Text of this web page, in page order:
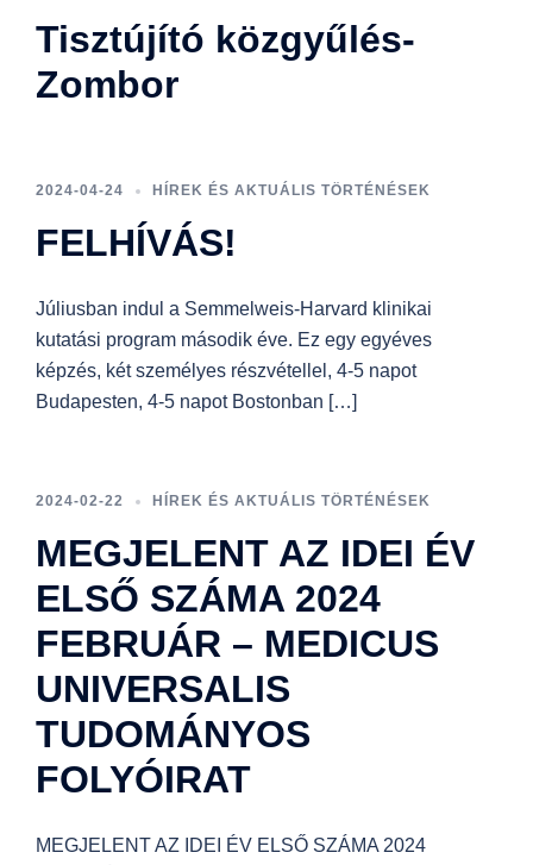
Tisztújító közgyűlés-
Zombor
2024-04-24 HÍREK ÉS AKTUÁLIS TÖRTÉNÉSEK
FELHÍVÁS!
Júliusban indul a Semmelweis-Harvard klinikai
kutatási program második éve. Ez egy egyéves
képzés, két személyes részvétellel, 4-5 napot
Budapesten, 4-5 napot Bostonban […]
2024-02-22 HÍREK ÉS AKTUÁLIS TÖRTÉNÉSEK
MEGJELENT AZ IDEI ÉV
ELSŐ SZÁMA 2024
FEBRUÁR – MEDICUS
UNIVERSALIS
TUDOMÁNYOS
FOLYÓIRAT
MEGJELENT AZ IDEI ÉV ELSŐ SZÁMA 2024